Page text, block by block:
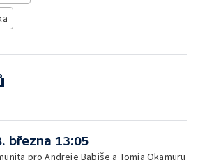
března 13:05
pro Andreje Babiše a Tomia Okamuru